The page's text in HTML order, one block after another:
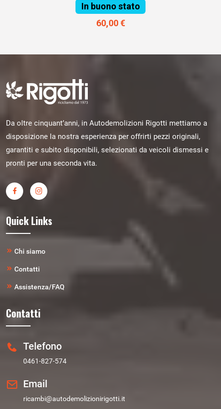
In buono stato
60,00 €
Da oltre cinquant’anni, in Autodemolizioni Rigotti mettiamo a
disposizione la nostra esperienza per offrirti pezzi originali,
garantiti e subito disponibili, selezionati da veicoli dismessi e
pronti per una seconda vita.
Quick Links
Chi siamo
Contatti
Assistenza/FAQ
Contatti
Telefono
0461-827-574
Email
ricambi@autodemolizionirigotti.it